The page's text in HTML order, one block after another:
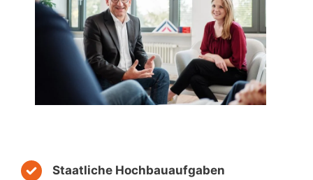
Staatliche Hochbauaufgaben